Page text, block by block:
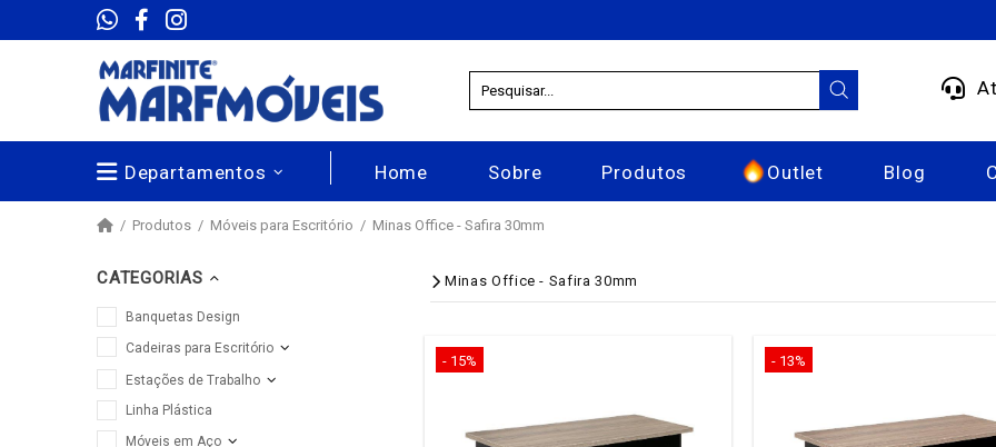
Departamentos Home Sobre Produtos Outlet Blog
Produtos Móveis para Escritório Minas Office - Safira 30mm
CATEGORIAS
Banquetas Design
Cadeiras para Escritório
Estações de Trabalho
Linha Plástica
Móveis em Aço
Minas Office - Safira 30mm
- 15% - 13%